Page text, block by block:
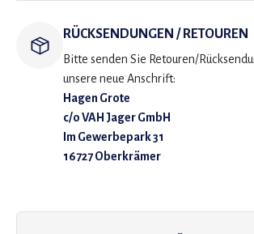
RÜCKSENDUNGEN / RETOUREN
Bitte senden Sie Retouren/
unsere neue Anschrift:
Hagen Grote
c/o VAH Jager GmbH
Im Gewerbepark 31
16727 Oberkrämer